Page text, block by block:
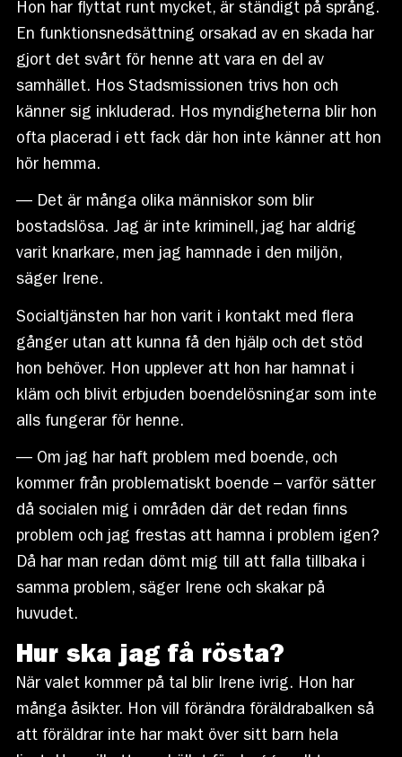
Hon har flyttat runt mycket, är ständigt på språng.
En funktionsnedsättning orsakad av en skada har
gjort det svårt för henne att vara en del av
samhället. Hos Stadsmissionen trivs hon och
känner sig inkluderad. Hos myndigheterna blir hon
ofta placerad i ett fack där hon inte känner att hon
hör hemma.
— Det är många olika människor som blir
bostadslösa. Jag är inte kriminell, jag har aldrig
varit knarkare, men jag hamnade i den miljön,
säger Irene.
Socialtjänsten har hon varit i kontakt med flera
gånger utan att kunna få den hjälp och det stöd
hon behöver. Hon upplever att hon har hamnat i
kläm och blivit erbjuden boendelösningar som inte
alls fungerar för henne.
— Om jag har haft problem med boende, och
kommer från problematiskt boende – varför sätter
då socialen mig i områden där det redan finns
problem och jag frestas att hamna i problem igen?
Då har man redan dömt mig till att falla tillbaka i
samma problem, säger Irene och skakar på
huvudet.
Hur ska jag få rösta?
När valet kommer på tal blir Irene ivrig. Hon har
många åsikter. Hon vill förändra föräldrabalken så
att föräldrar inte har makt över sitt barn hela